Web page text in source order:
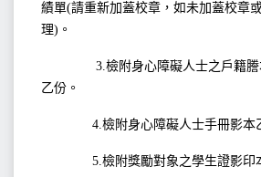
績單(請重新加蓋校章，如未加蓋校章
理)。
3.檢附身心障礙人士之戶籍謄本
乙份。
4.檢附身心障礙人士手冊影本
5.檢附獎勵對象之學生證影印本